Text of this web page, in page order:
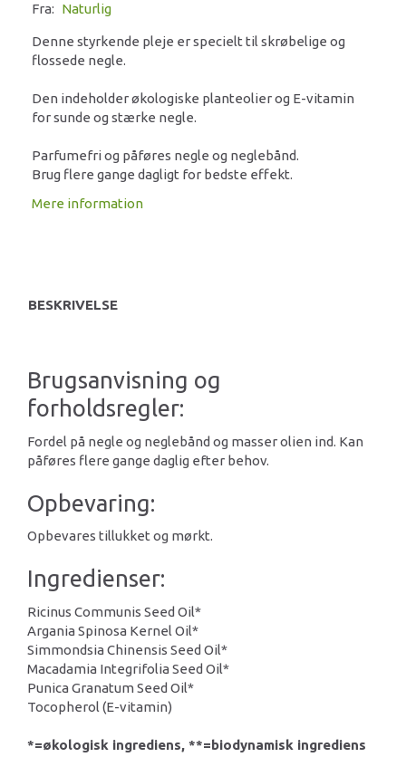
Fra: Naturlig
Denne styrkende pleje er specielt til skrøbelige og
flossede negle.
Den indeholder økologiske planteolier og E-vitamin
for sunde og stærke negle.
Parfumefri og påføres negle og neglebånd.
Brug flere gange dagligt for bedste effekt.
Mere information
BESKRIVELSE
Brugsanvisning og
forholdsregler:
Fordel på negle og neglebånd og masser olien ind. Kan
påføres flere gange daglig efter behov.
Opbevaring:
Opbevares tillukket og mørkt.
Ingredienser:
Ricinus Communis Seed Oil*
Argania Spinosa Kernel Oil*
Simmondsia Chinensis Seed Oil*
Macadamia Integrifolia Seed Oil*
Punica Granatum Seed Oil*
Tocopherol (E-vitamin)
*=økologisk ingrediens, **=biodynamisk ingrediens